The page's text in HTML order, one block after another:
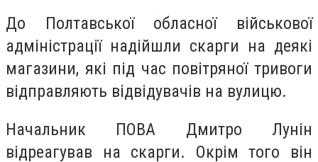
До Полтавської обласної військової
адміністрації надійшли скарги на деякі
магазини, які під час повітряної тривоги
відправляють відвідувачів на вулицю.
Начальник ПОВА Дмитро Лунін
відреагував на скарги. Окрім того він